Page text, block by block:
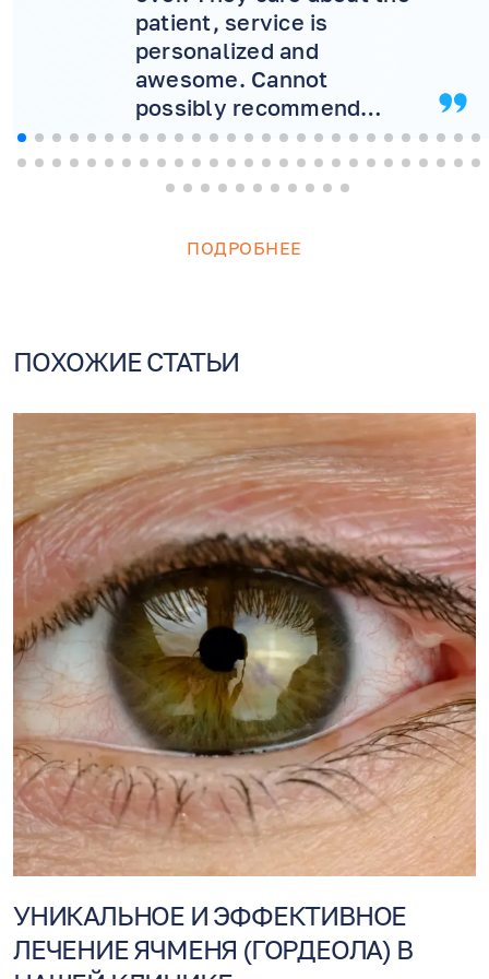
ПОДРОБНЕЕ
patient, service is
personalized and
awesome. Cannot
possibly recommend
more! Will never consider
another doctor.
ПОХОЖИЕ СТАТЬИ
УНИКАЛЬНОЕ И ЭФФЕКТИВНОЕ
ЛЕЧЕНИЕ ЯЧМЕНЯ (ГОРДЕОЛА) В